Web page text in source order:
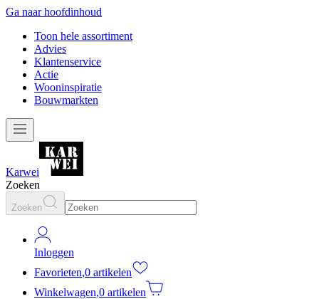
Ga naar hoofdinhoud
Toon hele assortiment
Advies
Klantenservice
Actie
Wooninspiratie
Bouwmarkten
Karwei
Zoeken
Zoeken
Inloggen
Favorieten,0 artikelen
Winkelwagen,0 artikelen